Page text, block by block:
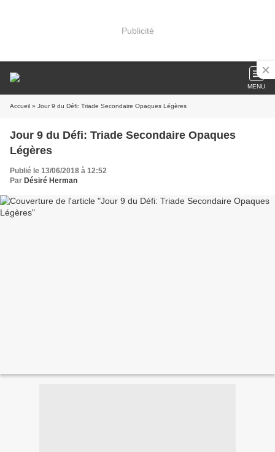
Publicité
MENU
Accueil » Jour 9 du Défi: Triade Secondaire Opaques Légères
Jour 9 du Défi: Triade Secondaire Opaques
Légères
Publié le 13/06/2018 à 12:52
Par Désiré Herman